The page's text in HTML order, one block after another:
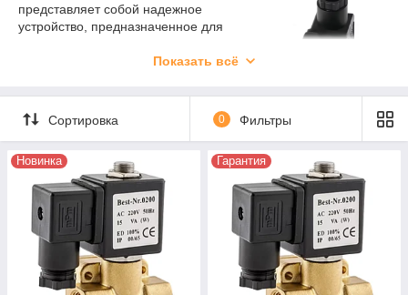
представляет собой надежное
устройство, предназначенное для
газов в системах с давлением до 16
24 В обеспечивает стабильную работу
в различных промышленных и
бытовых условиях. Такие
электромагнитные клапаны купить
можно у специализированных
поставщиков, предлагающих
сертифицированную продукцию с гарантией качества.
Показать всё
Сортировка 0 Фильтры
Новинка Гарантия